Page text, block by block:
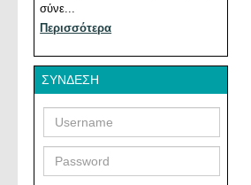
σύνε...
Περισσότερα
ΣΎΝΔΕΣΗ